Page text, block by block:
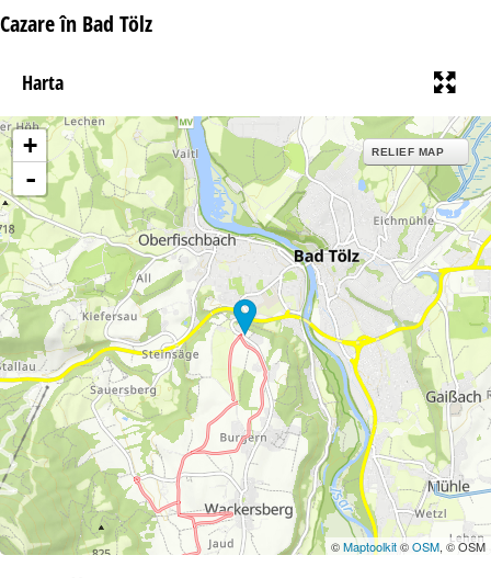
Cazare în Bad Tölz
Harta
+
-
RELIEF MAP
©Maptoolkit©OSM, © OSM